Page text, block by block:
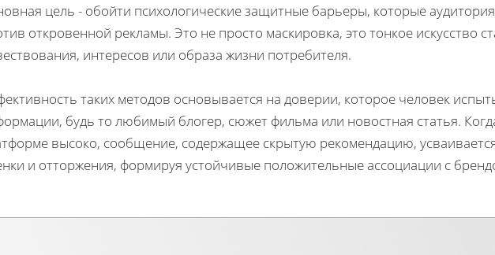
цель - обойти психологические защитные барьеры, которые
откровенной рекламы. Это не просто маскировка, это тонкое искусство
интересов или образа жизни потребителя.
таких методов основывается на доверии, которое человек
будь то любимый блогер, сюжет фильма или новостная статья.
высоко, сообщение, содержащее скрытую рекомендацию,
и отторжения, формируя устойчивые положительные ассоциации с